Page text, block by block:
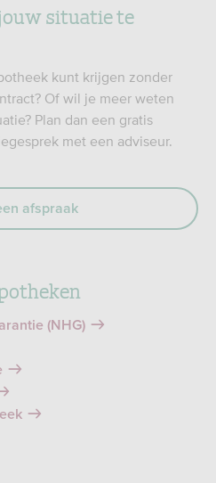
situatie te
kunt krijgen zonder
Of wil je meer weten
Plan dan een gratis
met een adviseur.
afspraak
(NHG)